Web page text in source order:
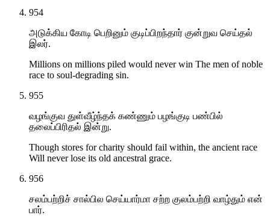
954
அடுக்கிய கோடி பெறினும் குடிப்பிறந்தார் குன்றுவ செய்தல்
இலர்.
Millions on millions piled would never win The men of noble
race to soul-degrading sin.
955
வழங்குவ துள்வீழ்ந்தக் கண்ணும் பழங்குடி பண்பில்
தலைப்பிரிதல் இன்று.
Though stores for charity should fail within, the ancient race
Will never lose its old ancestral grace.
956
சலம்பற்றிச் சால்பில செய்யார்மா சற்ற குலம்பற்றி வாழ்தும் என்
பார்.